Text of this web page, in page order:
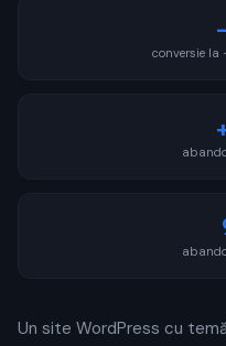
conversie la
Un site WordPress cu